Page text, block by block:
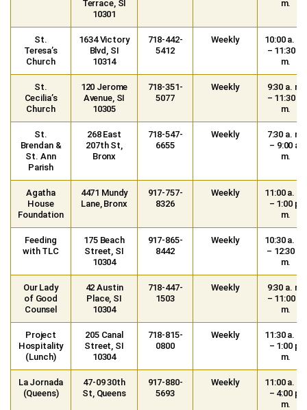
Terrace, SI
10301
m.
St.
Teresa’s
Church
1634 Victory
Blvd, SI
10314
718-442-
5412
Weekly
10:00 a. m.
– 11:30 a.
m.
St.
Cecilia’s
Church
120 Jerome
Avenue, SI
10305
718-351-
5077
Weekly
9:30 a. m.
– 11:30 a.
m.
St.
Brendan &
St. Ann
Parish
268 East
207th St,
Bronx
718-547-
6655
Weekly
7:30 a. m.
– 9:00 a.
m.
Agatha
House
Foundation
4471 Mundy
Lane, Bronx
917-757-
8326
Weekly
11:00 a. m.
– 1:00 p.
m.
Feeding
with TLC
175 Beach
Street, SI
10304
917-865-
8442
Weekly
10:30 a. m.
– 12:30 p.
m.
Our Lady
of Good
Counsel
42 Austin
Place, SI
10304
718-447-
1503
Weekly
9:30 a. m.
– 11:00 a.
m.
Project
Hospitality
(Lunch)
205 Canal
Street, SI
10304
718-815-
0800
Weekly
11:30 a. m.
– 1:00 p.
m.
La Jornada
(Queens)
47-09 30th
St, Queens
917-880-
5693
Weekly
11:00 a. m.
– 4:00 p.
m.